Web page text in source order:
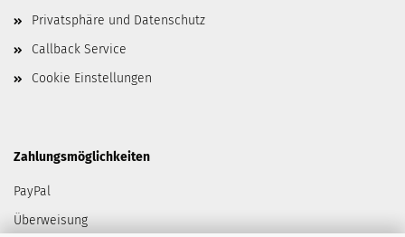
Privatsphäre und Datenschutz
Callback Service
Cookie Einstellungen
Zahlungsmöglichkeiten
PayPal
Überweisung